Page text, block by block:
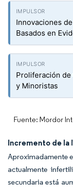
Innovaciones
Basados en
Proliferación
y Minoristas
Fuente: Mordor
Incremento de
Aproximadamente
actualmente
secundaria está